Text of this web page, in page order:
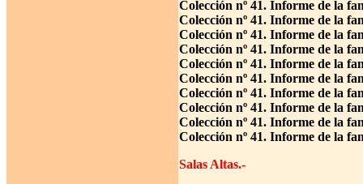
Colección nº 41. Informe de la
Colección nº 41. Informe de la
Colección nº 41. Informe de la
Colección nº 41. Informe de la
Colección nº 41. Informe de la
Colección nº 41. Informe de la
Colección nº 41. Informe de la
Colección nº 41. Informe de la
Colección nº 41. Informe de la
Colección nº 41. Informe de la
Salas Altas.-